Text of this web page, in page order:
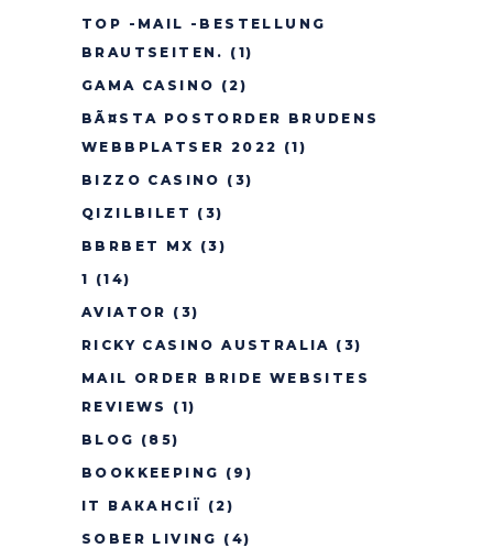
TOP -MAIL -BESTELLUNG
BRAUTSEITEN. (1)
GAMA CASINO (2)
BÃ¤STA POSTORDER BRUDENS
WEBBPLATSER 2022 (1)
BIZZO CASINO (3)
QIZILBILET (3)
BBRBET MX (3)
1 (14)
AVIATOR (3)
RICKY CASINO AUSTRALIA (3)
MAIL ORDER BRIDE WEBSITES
REVIEWS
(1)
BLOG (85)
BOOKKEEPING (9)
IT ВАКАНСІЇ
(2)
SOBER LIVING (4)